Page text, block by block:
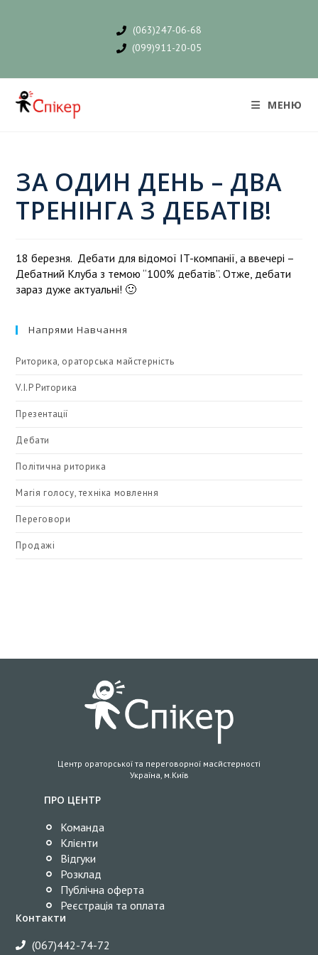
(063)247-06-68
(099)911-20-05
МЕНЮ
ЗА ОДИН ДЕНЬ – ДВА
ТРЕНІНГА З ДЕБАТІВ!
18 березня. Дебати для відомої IT-компанії, а ввечері –
Дебатний Клуба з темою “100% дебатів”. Отже, дебати
зараз дуже актуальні! 🙂
Напрями Навчання
Риторика, ораторська майстерність
V.I.P Риторика
Презентації
Дебати
Політична риторика
Магія голосу, техніка мовлення
Переговори
Продажі
Центр ораторської та переговорної масйстерності
Україна, м.Київ
ПРО ЦЕНТР
Команда
Клієнти
Відгуки
Розклад
Публічна оферта
Реєстрація та оплата
Контакти
(067)442-74-72